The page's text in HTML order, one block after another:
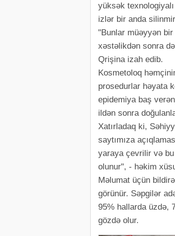
yüksək
izlər bir anda
"Bunlar müəyyən
xəstəlikdən sonra
Qrişina izah edib.
Kosmetoloq
prosedurlar həyata
epidemiya baş
ildən sonra
Xatırladaq ki,
saytımıza
yaraya çevrilir və bu
olunur", - həkim
Məlumat üçün
görünür. Səpgilər
95% hallarda üzdə,
gözdə olur.